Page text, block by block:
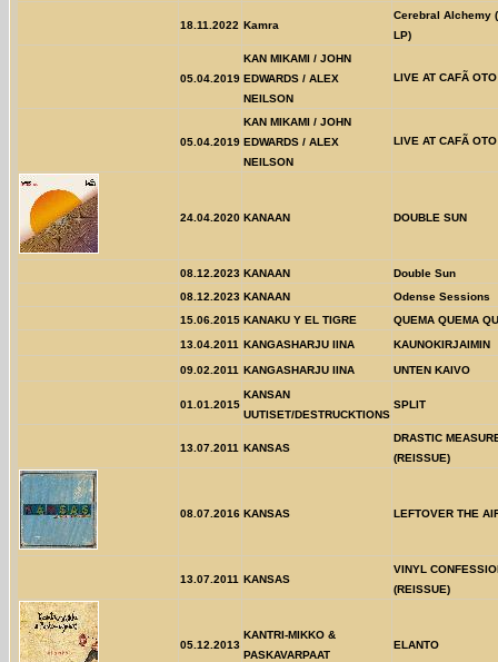
18.11.2022 Kamra
Cerebral Alchemy
LP)
05.04.2019
KAN MIKAMI / JOHN
EDWARDS / ALEX
NEILSON
LIVE AT CAFÃ OTO
05.04.2019
KAN MIKAMI / JOHN
EDWARDS / ALEX
NEILSON
LIVE AT CAFÃ OTO
24.04.2020 KANAAN DOUBLE SUN
08.12.2023 KANAAN
Double Sun
08.12.2023 KANAAN
Odense Sessions
15.06.2015 KANAKU Y EL TIGRE
QUEMA QUEMA
13.04.2011 KANGASHARJU IINA KAUNOKIRJAIMIN
09.02.2011 KANGASHARJU IINA UNTEN KAIVO
01.01.2015
KANSAN
UUTISET/DESTRUCKTIONS
SPLIT
13.07.2011 KANSAS
DRASTIC
(REISSUE)
08.07.2016 KANSAS LEFTOVER THE
13.07.2011 KANSAS
VINYL
(REISSUE)
05.12.2013
KANTRI-MIKKO &
PASKAVARPAAT
ELANTO